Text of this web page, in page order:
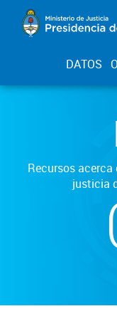
DATOS
Recursos
justicia